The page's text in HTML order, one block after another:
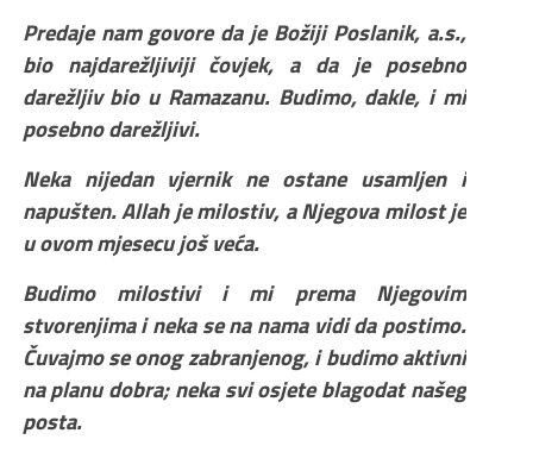
Predaje nam govore da je Božiji Poslanik, a.s.,
bio najdarežljiviji čovjek, a da je posebno
darežljiv bio u Ramazanu. Budimo, dakle, i mi
posebno darežljivi.
Neka nijedan vjernik ne ostane usamljen i
napušten. Allah je milostiv, a Njegova milost je
u ovom mjesecu još veća.
Budimo milostivi i mi prema Njegovim
stvorenjima i neka se na nama vidi da postimo.
Čuvajmo se onog zabranjenog, i budimo aktivni
na planu dobra; neka svi osjete blagodat našeg
posta.